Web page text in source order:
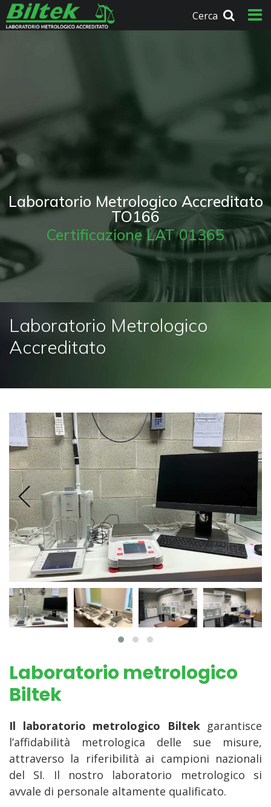
Cerca
Laboratorio Metrologico Accreditato
TO166
Certificazione LAT 01365
Laboratorio Metrologico
Accreditato
Laboratorio metrologico
Biltek
Il laboratorio metrologico Biltekgarantisce
l’affidabilità metrologica delle sue misure,
attraverso la riferibilità ai campioni nazionali
del SI. Il nostro laboratorio metrologico si
avvale di personale altamente qualificato.